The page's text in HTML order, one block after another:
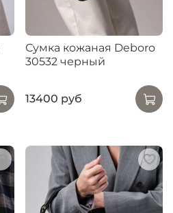
Сумка кожаная Deboro
30532 черный
13400 руб